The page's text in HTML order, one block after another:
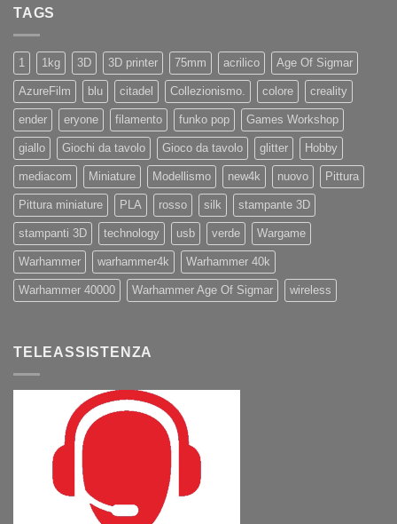
TAGS
1 1kg 3D 3D printer 75mm acrilico Age Of Sigmar
AzureFilm blu citadel Collezionismo. colore creality
ender eryone filamento funko pop Games Workshop
giallo Giochi da tavolo Gioco da tavolo glitter Hobby
mediacom Miniature Modellismo new4k nuovo Pittura
Pittura miniature PLA rosso silk stampante 3D
stampanti 3D technology usb verde Wargame
Warhammer warhammer4k Warhammer 40k
Warhammer 40000 Warhammer Age Of Sigmar wireless
TELEASSISTENZA